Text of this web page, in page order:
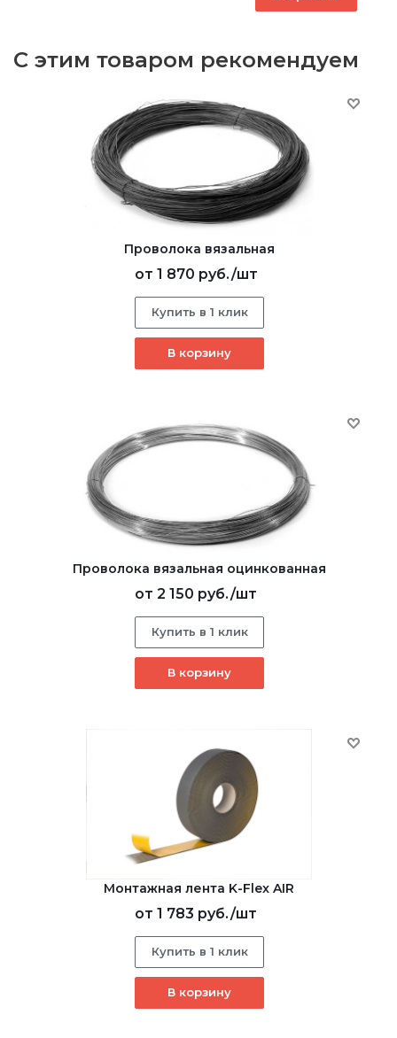
С этим товаром рекомендуем
Проволока вязальная
от 1 870 руб./шт
Купить в 1 клик
В корзину
Проволока вязальная оцинкованная
от 2 150 руб./шт
Купить в 1 клик
В корзину
Монтажная лента K-Flex AIR
от 1 783 руб./шт
Купить в 1 клик
В корзину